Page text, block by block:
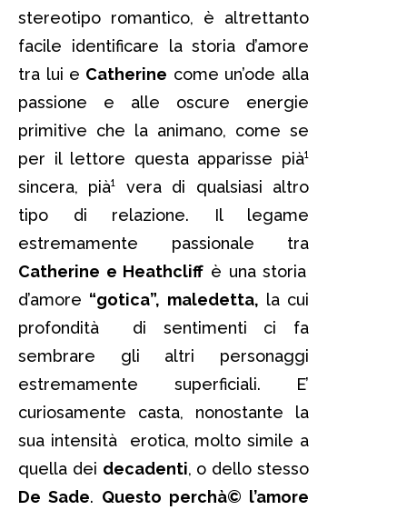
stereotipo romantico, è altrettanto
facile identificare la storia d’amore
tra lui e Catherine come un’ode alla
passione e alle oscure energie
primitive che la animano, come se
per il lettore questa apparisse pià¹
sincera, pià¹ vera di qualsiasi altro
tipo di relazione. Il legame
estremamente passionale tra
Catherine e Heathcliff è una storia
d’amore “gotica”, maledetta, la cui
profondità di sentimenti ci fa
sembrare gli altri personaggi
estremamente superficiali. E’
curiosamente casta, nonostante la
sua intensità erotica, molto simile a
quella dei decadenti, o dello stesso
De Sade. Questo perchà© l’amore